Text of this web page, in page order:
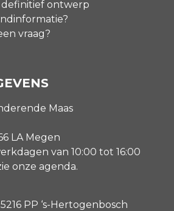
ontwerp
vraag?
Maas
LA Megen
van 10:00 tot 16:00
onze agenda.
PP ‘s-Hertogenbosch